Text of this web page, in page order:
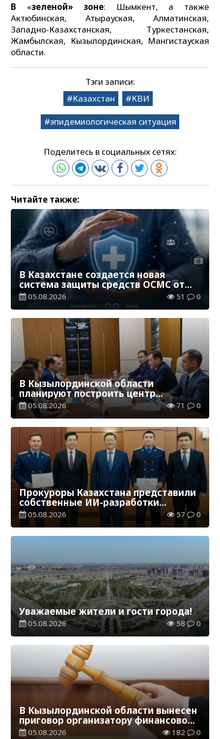
В «зеленой» зоне: Шымкент, а также
Актюбинская, Атырауская, Алматинская,
Западно-Казахстанская, Туркестанская,
Жамбылская, Кызылординская, Мангистауская
области.
Тэги записи:
Казахстан
КВИ
эпидемиологическая ситуация
Поделитесь в социальных сетях:
Читайте также:
В Казахстане создается новая
система защиты средств ОСМС от
необоснованных выплат
05.08.2026 51 0
В Кызылординской области
планируют построить центр
цифровизации
05.08.2026 71 0
Прокуроры Казахстана представили
собственные ИИ-разработки
мировому эксперту Кай-Фу Ли
05.08.2026 57 0
Уважаемые жители и гости города!
05.08.2026 58 0
В Кызылординской области вынесен
приговор организатору финансовой
пирамиды
05.08.2026 182 0